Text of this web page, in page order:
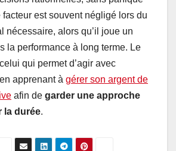
est souvent négligé lors du
nécessaire, alors qu’il joue un
la performance à long terme. Le
qui permet d’agir avec
apprenant à gérer son argent de
afin de garder une approche
la durée.